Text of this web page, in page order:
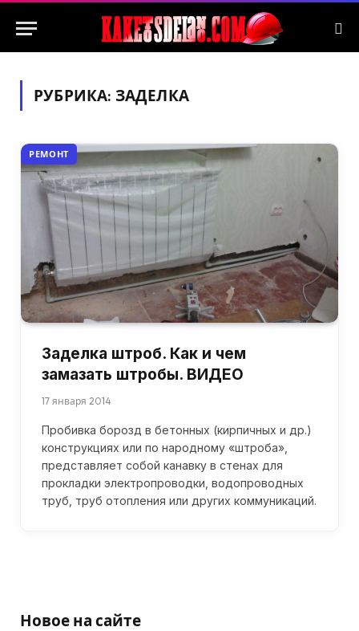
РУБРИКА: ЗАДЕЛКА
РЕМОНТ
Заделка штроб. Как и чем
замазать штробы. ВИДЕО
17 января 2014
Пробивка борозд в бетонных (кирпичных и др.)
конструкциях или по народному «штроба»,
представляет собой канавку в стенах для
прокладки электропроводки, водопроводных
труб, труб отопления или других коммуникаций.
Новое на сайте